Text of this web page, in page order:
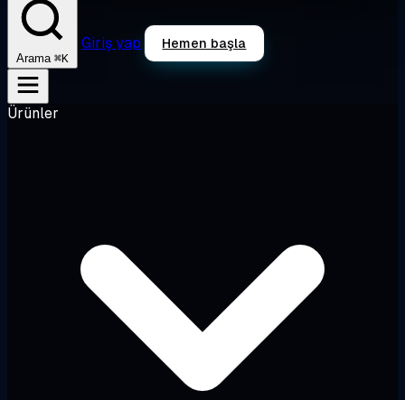
Arama ⌘K
Giriş yap Hemen başla
Ürünler